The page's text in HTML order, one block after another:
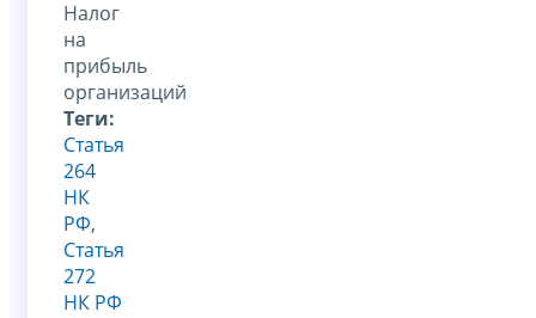
Налог
на
прибыль
организаций
Теги:
Статья
264
НК
РФ,
Статья
272
НК РФ